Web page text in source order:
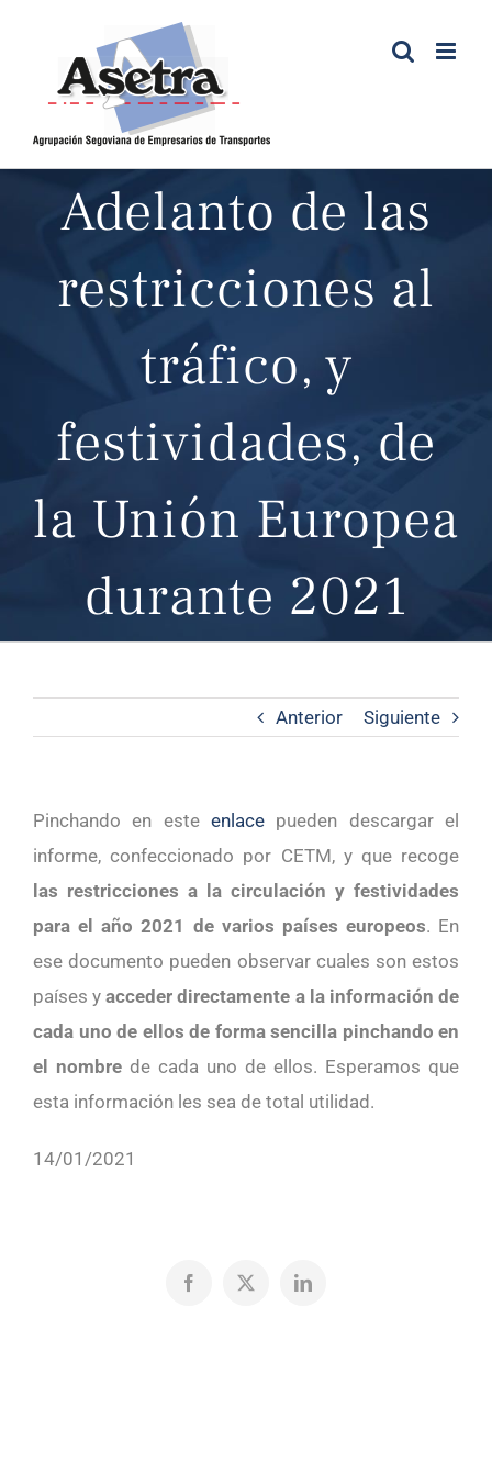
contenido
Adelanto de las
restricciones al
tráfico, y
festividades, de
la Unión Europea
durante 2021
Anterior Siguiente
Pinchando en este enlace pueden descargar el
informe, confeccionado por CETM, y que recoge
las restricciones a la circulación y festividades
para el año 2021 de varios países europeos. En
ese documento pueden observar cuales son estos
países yacceder directamente a la información de
cada uno de ellos de forma sencilla pinchando en
el nombre de cada uno de ellos. Esperamos que
esta información les sea de total utilidad.
14/01/2021
Facebook
X LinkedIn